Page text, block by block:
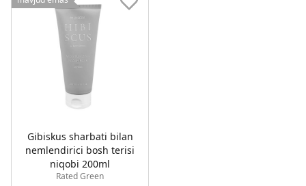
Gibiskus sharbati bilan
nemlendirici bosh terisi
niqobi 200ml
Rated Green